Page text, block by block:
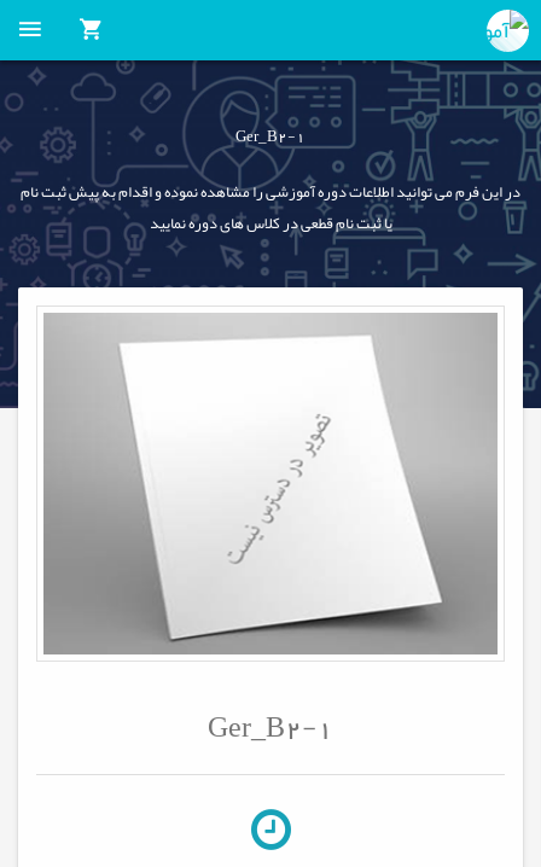
Ger_B2-1
در این فرم می توانید اطلاعات دوره آموزشی را مشاهده نموده و اقدام به پیش ثبت نام
یا ثبت نام قطعی در کلاس های دوره نمایید
Ger_B2-1